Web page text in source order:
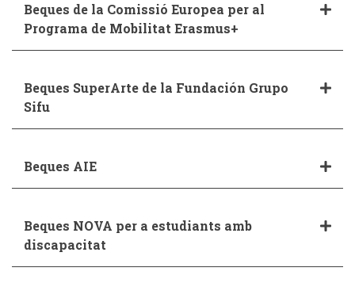
Beques de la Comissió Europea per al
Programa de Mobilitat Erasmus+
Beques SuperArte de la Fundación Grupo
Sifu
Beques AIE
Beques NOVA per a estudiants amb
discapacitat